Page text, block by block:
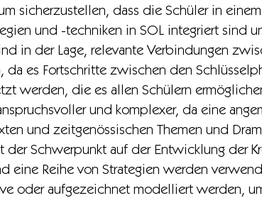
sicherzustellen, dass die Schüler in
und -techniken in SOL integriert sind
in der Lage, relevante Verbindungen
da es Fortschritte zwischen den
werden, die es allen Schülern
und komplexer, da eine
und zeitgenössischen Themen und
Schwerpunkt auf der Entwicklung der
eine Reihe von Strategien werden
oder aufgezeichnet modelliert werden,